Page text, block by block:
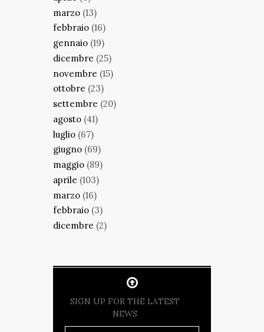
marzo (13)
febbraio (16)
gennaio (19)
dicembre (25)
novembre (15)
ottobre (23)
settembre (20)
agosto (41)
luglio (67)
giugno (69)
maggio (89)
aprile (103)
marzo (16)
febbraio (3)
dicembre (2)
SIGN UP FOR THE LATEST
NEWS